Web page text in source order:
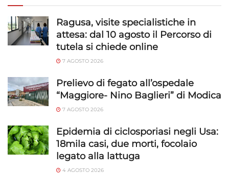
Ragusa, visite specialistiche in
attesa: dal 10 agosto il Percorso di
tutela si chiede online
7 AGOSTO 2026
Prelievo di fegato all’ospedale
“Maggiore- Nino Baglieri” di Modica
7 AGOSTO 2026
Epidemia di ciclosporiasi negli Usa:
18mila casi, due morti, focolaio
legato alla lattuga
4 AGOSTO 2026